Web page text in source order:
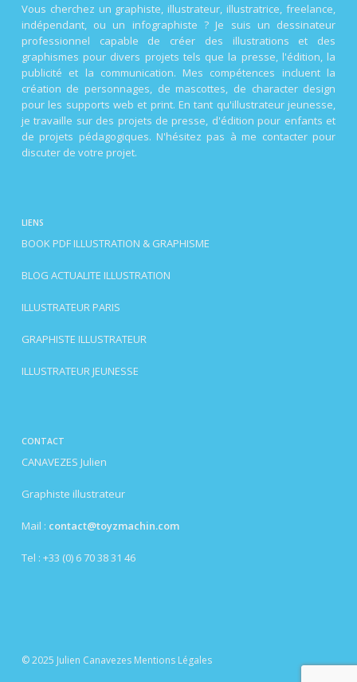
Vous cherchez un graphiste, illustrateur, illustratrice, freelance,
indépendant, ou un infographiste ? Je suis un dessinateur
professionnel capable de créer des illustrations et des
graphismes pour divers projets tels que la presse, l'édition, la
publicité et la communication. Mes compétences incluent la
création de personnages, de mascottes, de character design
pour les supports web et print. En tant qu'illustrateur jeunesse,
je travaille sur des projets de presse, d'édition pour enfants et
de projets pédagogiques. N'hésitez pas à me contacter pour
discuter de votre projet.
LIENS
BOOK PDF ILLUSTRATION & GRAPHISME
BLOG ACTUALITE ILLUSTRATION
ILLUSTRATEUR PARIS
GRAPHISTE ILLUSTRATEUR
ILLUSTRATEUR JEUNESSE
CONTACT
CANAVEZES Julien
Graphiste illustrateur
Mail : contact@toyzmachin.com
Tel : +33 (0) 6 70 38 31 46
© 2025 Julien Canavezes Mentions Légales